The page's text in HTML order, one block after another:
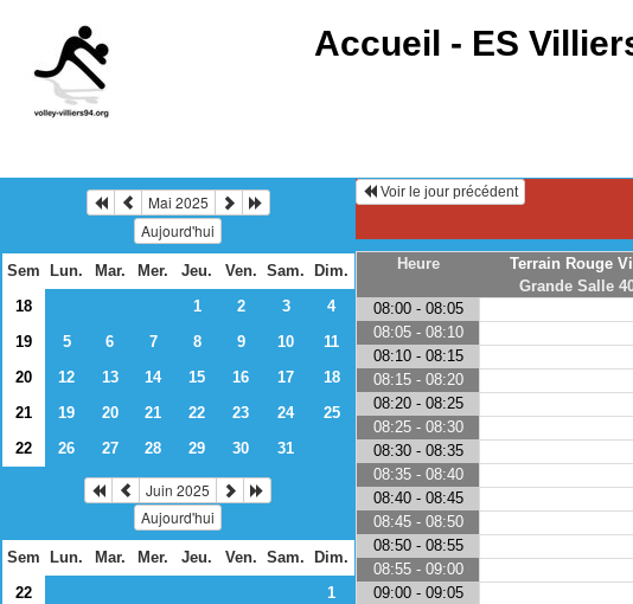
Accueil - ES
Mai 2025
Aujourd'hui
Sem Lun. Mar. Mer. Jeu. Ven. Sam. Dim.
18
1 2 3
4
19
5 6 7 8 9 10
11
20
12 13 14 15 16 17
18
21
19 20 21 22 23 24
25
22
26 27 28 29 30 31
Juin 2025
Aujourd'hui
Sem Lun. Mar. Mer. Jeu. Ven. Sam.
Dim.
22
1
Voir le jour précédent
Heure
Terrain Rouge
Grande Salle
08:00 - 08:05
08:05 - 08:10
08:10 - 08:15
08:15 - 08:20
08:20 - 08:25
08:25 - 08:30
08:30 - 08:35
08:35 - 08:40
08:40 - 08:45
08:45 - 08:50
08:50 - 08:55
08:55 - 09:00
09:00 - 09:05